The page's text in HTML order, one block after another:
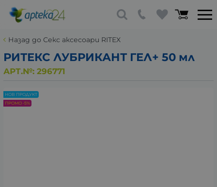
Назад до Секс аксесоари RITEX
РИТЕКС ЛУБРИКАНТ ГЕЛ+ 50 мл
АРТ.№: 296771
НОВ ПРОДУКТ
ПРОМО -5%